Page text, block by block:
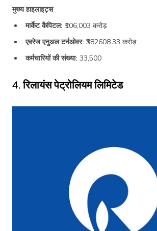
मुख्य हाइलाइट्स
मार्केट कैपिटल: ₹106,003 करोड़
एवरेज एनुअल टर्नओवर: ₹382608.33 करोड़
कर्मचारियों की संख्या: 33,500
4. रिलायंस पेट्रोलियम लिमिटेड